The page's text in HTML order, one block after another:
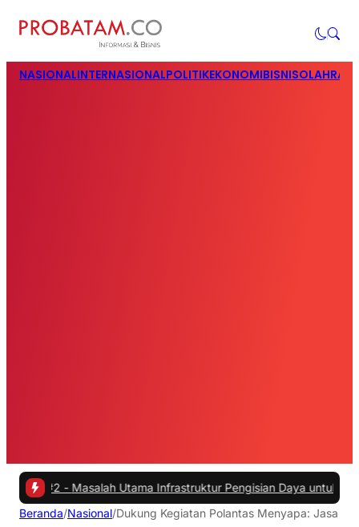
NASIONALINTERNASIONALPOLITIKEKONOMIBISNIS
Masalah Utama Infrastruktur Pengisian Daya untuk Mobil Listrik
Beranda/Nasional/Dukung Kegiatan Polantas Menyapa: Jasa